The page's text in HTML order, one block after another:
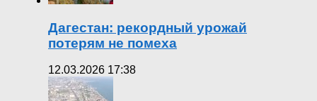
Дагестан: рекордный урожай
потерям не помеха
12.03.2026 17:38